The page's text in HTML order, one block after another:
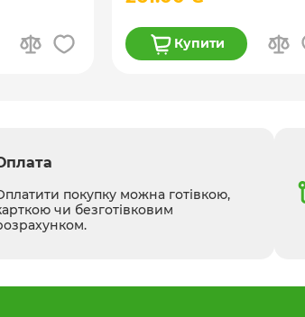
Купити
покупку можна готівкою,
чи безготівковим